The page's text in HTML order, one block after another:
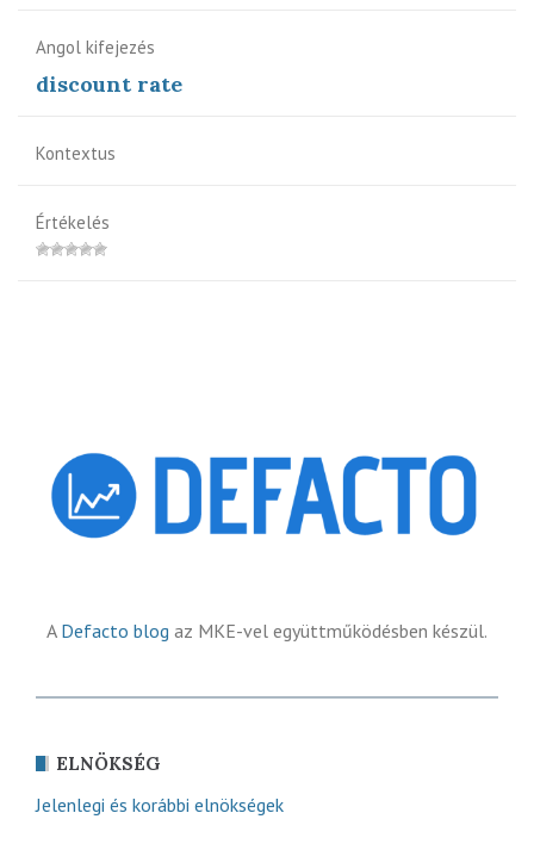
Angol kifejezés
discount rate
Kontextus
Értékelés
A Defacto blog az MKE-vel együttműködésben készül.
ELNÖKSÉG
Jelenlegi és korábbi elnökségek